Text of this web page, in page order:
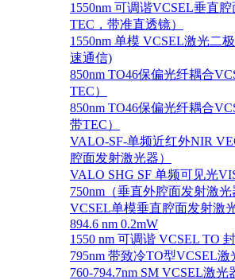
1550nm 可调谐VCSEL垂直
TEC，带准直透镜）
1550nm 单模 VCSEL激光二
速通信)
850nm TO46保偏光纤耦合
TEC）
850nm TO46保偏光纤耦合
带TEC）
VALO-SF-单频近红外NIR
腔面发射激光器）
VALO SHG SF 单频可见光
750nm（垂直外腔面发射激光
VCSEL单模垂直腔面发射激
894.6 nm 0.2mW
1550 nm 可调谐 VCSEL TO
795nm 带致冷TO型VCSEL激
760-794.7nm SM VCSEL激